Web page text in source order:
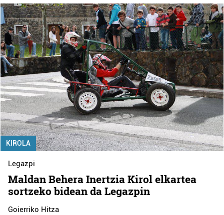
KIROLA
Legazpi
Maldan Behera Inertzia Kirol elkartea
sortzeko bidean da Legazpin
Goierriko Hitza